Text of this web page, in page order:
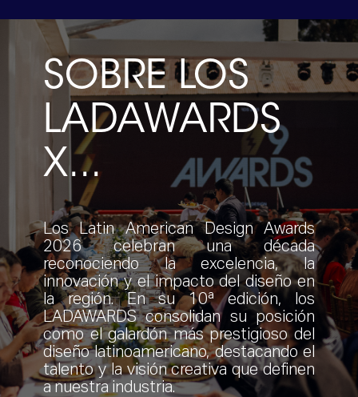
SOBRE LOS
LADAWARDS
X...
Los Latin American Design Awards
2026 celebran una década
reconociendo la excelencia, la
innovación y el impacto del diseño en
la región. En su 10ª edición, los
LADAWARDS consolidan su posición
como el galardón más prestigioso del
diseño latinoamericano, destacando el
talento y la visión creativa que definen
a nuestra industria.